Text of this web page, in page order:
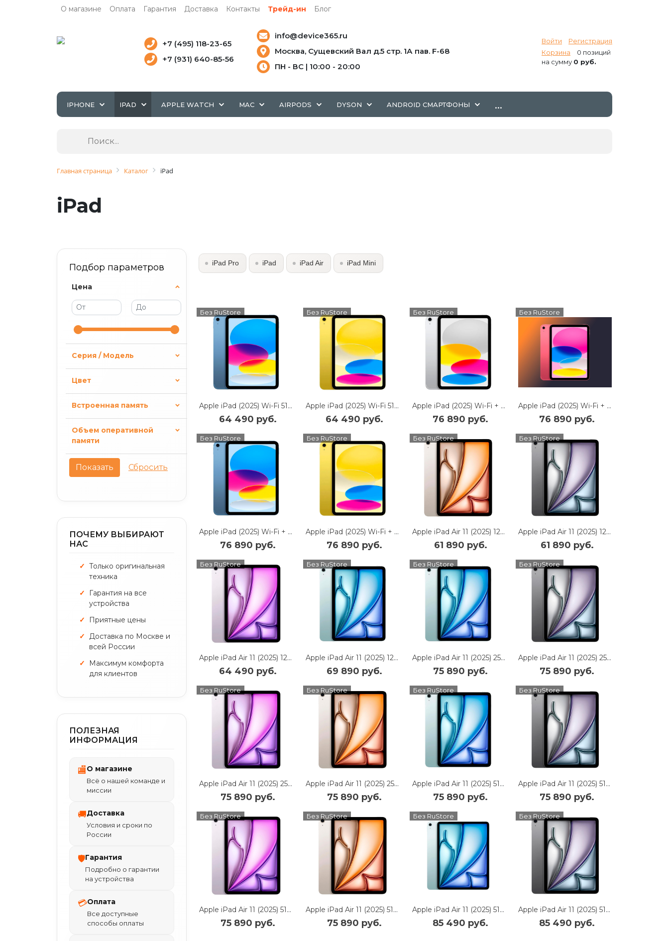
О магазине Оплата Гарантия Доставка Контакты Трейд-ин Блог
Войти
Регистрация
Корзина
0 позиций
на сумму 0 руб.
+7 (495) 118-23-65
+7 (931) 640-85-56
info@device365.ru
Москва, Сущевский Вал д.5 стр. 1А пав. F-68
ПН - ВС | 10:00 - 20:00
IPHONE IPAD APPLE WATCH MAC AIRPODS DYSON ANDROID СМАРТФОНЫ ...
Главная страница Каталог iPad
iPad
Подбор параметров
Цена
Серия / Модель
Цвет
Встроенная память
Объем оперативной
памяти
ПОЧЕМУ ВЫБИРАЮТ
НАС
Только оригинальная
техника
Гарантия на все
устройства
Приятные цены
Доставка по Москве и
всей России
Максимум комфорта
для клиентов
ПОЛЕЗНАЯ
ИНФОРМАЦИЯ
🏬О магазине
Всё о нашей команде и
миссии
🚚Доставка
Условия и сроки по
России
🛡Гарантия
Подробно о гарантии
на устройства
💳Оплата
Все доступные
способы оплаты
iPad Pro iPad iPad Air iPad Mini
Без RuStore
Apple iPad (2025) Wi-Fi 512Gb (Blue)
64 490 руб.
Без RuStore
Apple iPad (2025) Wi-Fi 512Gb (Yellow)
64 490 руб.
Без RuStore
Apple iPad (2025) Wi-Fi + Cellular 512Gb (Silver)
76 890 руб.
Без RuStore
Apple iPad (2025) Wi-Fi + Cellular 512Gb (Pink)
76 890 руб.
Без RuStore
Apple iPad (2025) Wi-Fi + Cellular 512Gb (Blue)
76 890 руб.
Без RuStore
Apple iPad (2025) Wi-Fi + Cellular 512Gb (Yellow)
76 890 руб.
Без RuStore
Apple iPad Air 11 (2025) 128Gb Wi-Fi + Cellular (Starlight)
61 890 руб.
Без RuStore
Apple iPad Air 11 (2025) 128Gb Wi-Fi + Cellular (Space Gray)
61 890 руб.
Без RuStore
Apple iPad Air 11 (2025) 128Gb Wi-Fi + Cellular (Purple)
64 490 руб.
Без RuStore
Apple iPad Air 11 (2025) 128Gb Wi-Fi + Cellular (Blue)
69 890 руб.
Без RuStore
Apple iPad Air 11 (2025) 256Gb Wi-Fi + Cellular (Blue)
75 890 руб.
Без RuStore
Apple iPad Air 11 (2025) 256Gb Wi-Fi + Cellular (Space Gray)
75 890 руб.
Без RuStore
Apple iPad Air 11 (2025) 256Gb Wi-Fi + Cellular (Purple)
75 890 руб.
Без RuStore
Apple iPad Air 11 (2025) 256Gb Wi-Fi + Cellular (Starlight)
75 890 руб.
Без RuStore
Apple iPad Air 11 (2025) 512Gb Wi-Fi (Blue)
75 890 руб.
Без RuStore
Apple iPad Air 11 (2025) 512Gb Wi-Fi (Space Gray)
75 890 руб.
Без RuStore
Apple iPad Air 11 (2025) 512Gb Wi-Fi (Purple)
75 890 руб.
Без RuStore
Apple iPad Air 11 (2025) 512Gb Wi-Fi (Starlight)
75 890 руб.
Без RuStore
Apple iPad Air 11 (2025) 512Gb Wi-Fi + Cellular (Blue)
85 490 руб.
Без RuStore
Apple iPad Air 11 (2025) 512Gb Wi-Fi + Cellular (Space Gray)
85 490 руб.